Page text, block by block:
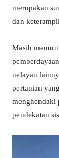
merupakan
dan
Masih
nelayan
pertanian
menghendaki
pendekatan